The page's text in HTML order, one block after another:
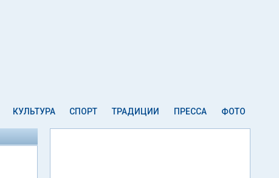
КУЛЬТУРА СПОРТ ТРАДИЦИИ ПРЕССА ФОТО